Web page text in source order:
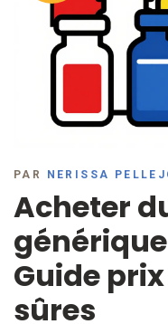
PAR NERISSA
Acheter
Guide
sûres